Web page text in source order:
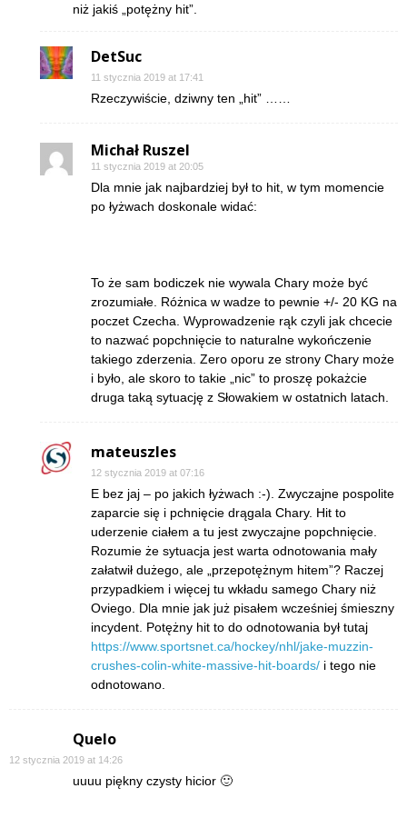
niż jakiś „potężny hit”.
DetSuc
11 stycznia 2019 at 17:41
Rzeczywiście, dziwny ten „hit” ……
Michał Ruszel
11 stycznia 2019 at 20:05
Dla mnie jak najbardziej był to hit, w tym momencie
po łyżwach doskonale widać:
To że sam bodiczek nie wywala Chary może być
zrozumiałe. Różnica w wadze to pewnie +/- 20 KG na
poczet Czecha. Wyprowadzenie rąk czyli jak chcecie
to nazwać popchnięcie to naturalne wykończenie
takiego zderzenia. Zero oporu ze strony Chary może
i było, ale skoro to takie „nic” to proszę pokażcie
druga taką sytuację z Słowakiem w ostatnich latach.
mateuszles
12 stycznia 2019 at 07:16
E bez jaj – po jakich łyżwach :-). Zwyczajne pospolite
zaparcie się i pchnięcie drągala Chary. Hit to
uderzenie ciałem a tu jest zwyczajne popchnięcie.
Rozumie że sytuacja jest warta odnotowania mały
załatwił dużego, ale „przepotężnym hitem”? Raczej
przypadkiem i więcej tu wkładu samego Chary niż
Oviego. Dla mnie jak już pisałem wcześniej śmieszny
incydent. Potężny hit to do odnotowania był tutaj
https://www.sportsnet.ca/hockey/nhl/jake-muzzin-
crushes-colin-white-massive-hit-boards/ i tego nie
odnotowano.
Quelo
12 stycznia 2019 at 14:26
uuuu piękny czysty hicior 🙂